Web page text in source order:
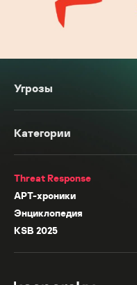
Угрозы
Категории
Threat Response
APT-хроники
Энциклопедия
KSB 2025